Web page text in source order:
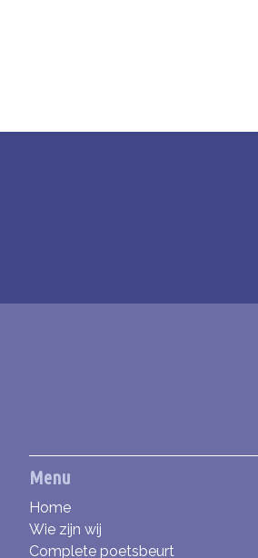
Menu
Home
Wie zijn wij
Complete poetsbeurt